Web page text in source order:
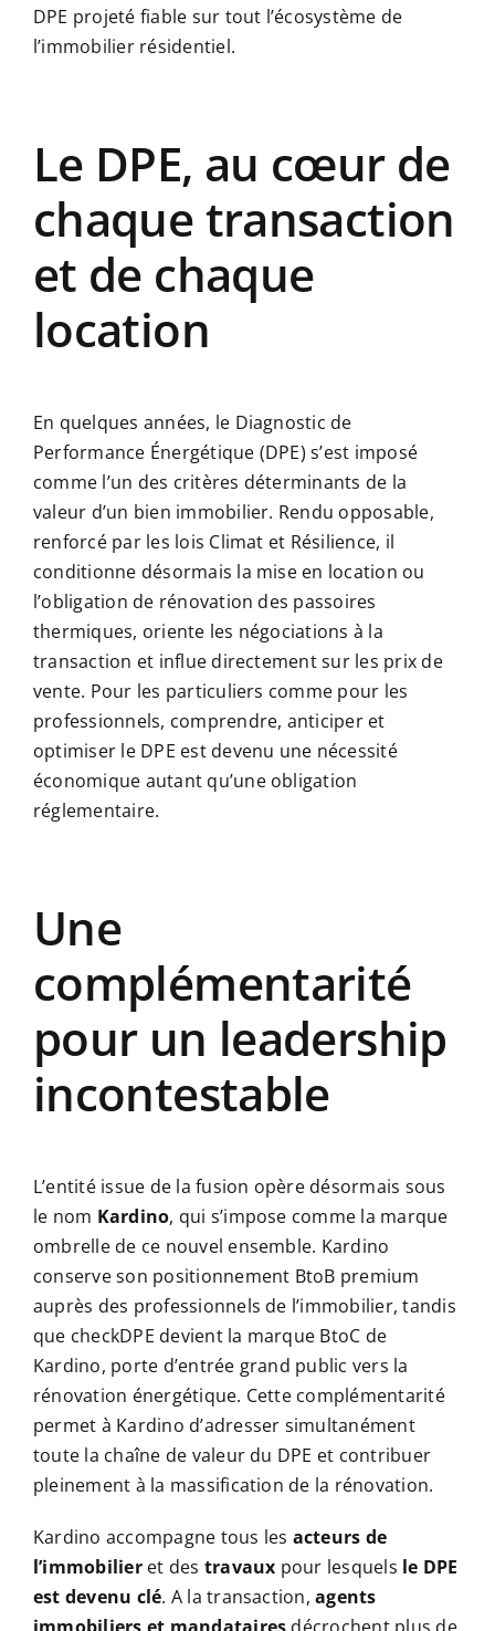
DPE projeté fiable sur tout l’écosystème de
l’immobilier résidentiel.
Le DPE, au cœur de
chaque transaction
et de chaque
location
En quelques années, le Diagnostic de
Performance Énergétique (DPE) s’est imposé
comme l’un des critères déterminants de la
valeur d’un bien immobilier. Rendu opposable,
renforcé par les lois Climat et Résilience, il
conditionne désormais la mise en location ou
l’obligation de rénovation des passoires
thermiques, oriente les négociations à la
transaction et influe directement sur les prix de
vente. Pour les particuliers comme pour les
professionnels, comprendre, anticiper et
optimiser le DPE est devenu une nécessité
économique autant qu’une obligation
réglementaire.
Une
complémentarité
pour un leadership
incontestable
L’entité issue de la fusion opère désormais sous
le nom Kardino, qui s’impose comme la marque
ombrelle de ce nouvel ensemble. Kardino
conserve son positionnement BtoB premium
auprès des professionnels de l’immobilier, tandis
que checkDPE devient la marque BtoC de
Kardino, porte d’entrée grand public vers la
rénovation énergétique. Cette complémentarité
permet à Kardino d’adresser simultanément
toute la chaîne de valeur du DPE et contribuer
pleinement à la massification de la rénovation.
Kardino accompagne tous les acteurs de
l’immobilieret des travaux pour lesquels le DPE
est devenu clé. A la transaction,agents